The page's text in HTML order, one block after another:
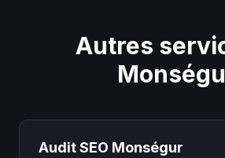
Autres
Audit SEO Monségur